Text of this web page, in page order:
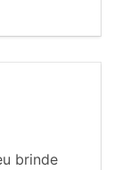
brinde